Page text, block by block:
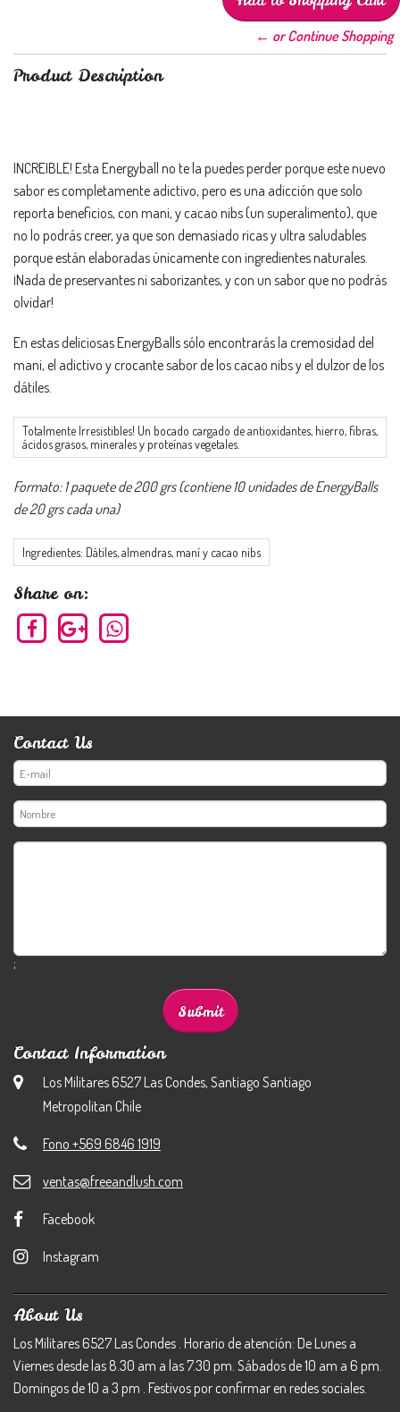
← or Continue Shopping
Product Description
INCREIBLE! Esta Energyball no te la puedes perder porque este nuevo
sabor es completamente adictivo, pero es una adicción que solo
reporta beneficios, con mani, y cacao nibs (un superalimento), que
no lo podrás creer, ya que son demasiado ricas y ultra saludables
porque están elaboradas únicamente con ingredientes naturales.
¡Nada de preservantes ni saborizantes, y con un sabor que no podrás
olvidar!
En estas deliciosas EnergyBalls sólo encontrarás la cremosidad del
mani, el adictivo y crocante sabor de los cacao nibs y el dulzor de los
dátiles.
Totalmente Irresistibles! Un bocado cargado de antioxidantes, hierro, fibras,
ácidos grasos, minerales y proteínas vegetales.
Formato: 1 paquete de 200 grs (contiene 10 unidades de EnergyBalls
de 20 grs cada una)
Ingredientes: Dátiles, almendras, maní y cacao nibs
Share on:
Contact Us
;
Contact Information
Los Militares 6527 Las Condes, Santiago Santiago
Metropolitan Chile
Fono +569 6846 1919
ventas@freeandlush.com
Facebook
Instagram
About Us
Los Militares 6527 Las Condes . Horario de atención: De Lunes a
Viernes desde las 8.30 am a las 7.30 pm. Sábados de 10 am a 6 pm.
Domingos de 10 a 3 pm . Festivos por confirmar en redes sociales.